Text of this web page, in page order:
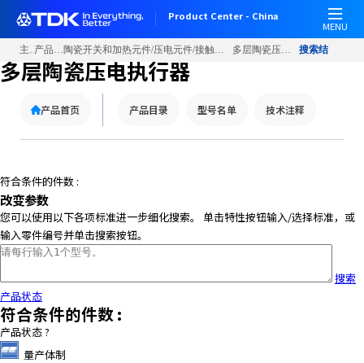
Product Center - China
MENU
主页 产品信息 陶瓷开关和加热元件/压电元件/接触器/蜂鸣器/麦克风 多层陶瓷压电执行器 搜索结果
多层陶瓷压电执行器
产品首页 产品目录 型号名单 技术注释
符合条件的件数 :
改变参数
您可以使用以下各项标准进一步细化搜索。 单击特性按钮输入/选择标准，或
输入零件编号并单击搜索按钮。
搜索
产品状态
符合条件的件数 :
产品状态?
量产体制